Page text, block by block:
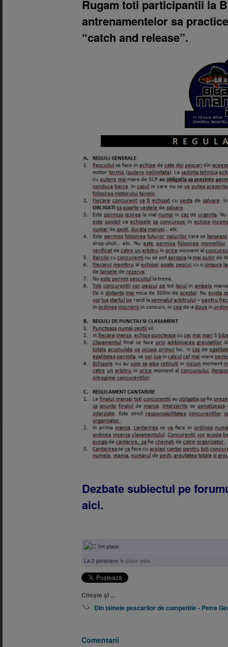
Rugam toti participantii la
antrenamentelor sa
“catch and release”.
Dezbate subiectul pe
aici.
Îmi place
La 2 persoane le place asta.
Citește și ...
Din tainele pescarilor de competitie - Petre
Comentarii